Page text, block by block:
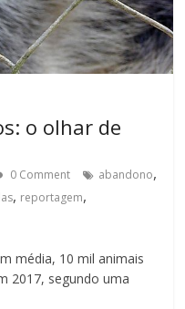
o olhar de
0 Comment abandono,
, reportagem,
média, 10 mil animais
2017, segundo uma